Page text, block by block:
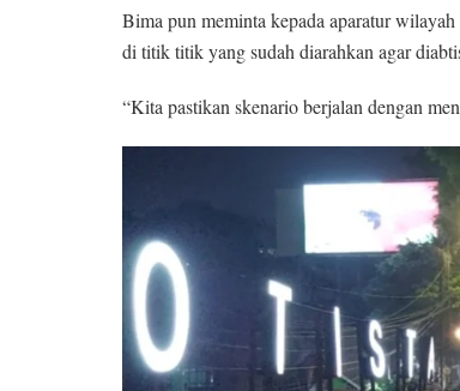
Bima pun meminta kepada aparatur
di titik titik yang sudah diarahkan agar
“Kita pastikan skenario berjalan dengan